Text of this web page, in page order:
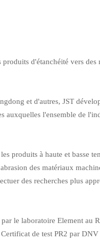
d'étanchéité vers des
et d'autres, JST
auxquelles l'ensemble de
produits à haute et basse
des matériaux
des recherches plus
le laboratoire Element au
de test PR2 par